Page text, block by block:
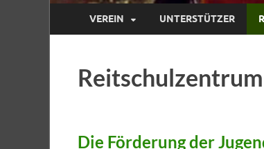
VEREIN UNTERSTÜTZER
Reitschulzentrum
Die Förderung der